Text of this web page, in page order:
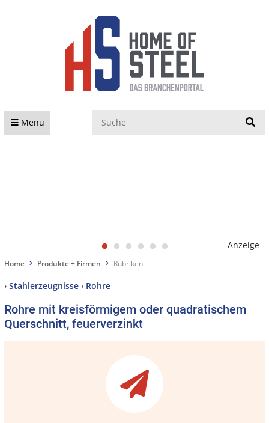
Menü
- Anzeige -
Home Produkte + Firmen Rubriken
› Stahlerzeugnisse › Rohre
Rohre mit kreisförmigem oder quadratischem
Querschnitt, feuerverzinkt